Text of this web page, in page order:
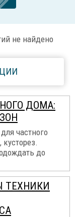
не найдено
ДОМА:
частного
до
ТЕХНИКИ